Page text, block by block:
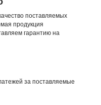
поставляемых
продукция
гарантию на
за поставляемые